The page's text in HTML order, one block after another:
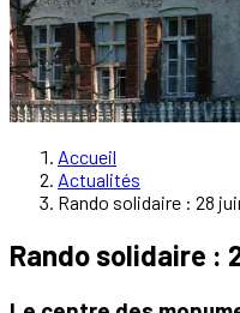
Accueil
Actualités
Rando solidaire : 28
Rando solidaire :